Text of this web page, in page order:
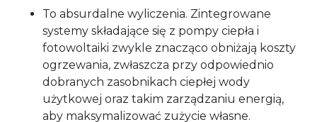
To absurdalne wyliczenia. Zintegrowane
systemy składające się z pompy ciepła i
fotowoltaiki zwykle znacząco obniżają koszty
ogrzewania, zwłaszcza przy odpowiednio
dobranych zasobnikach ciepłej wody
użytkowej oraz takim zarządzaniu energią,
aby maksymalizować zużycie własne.